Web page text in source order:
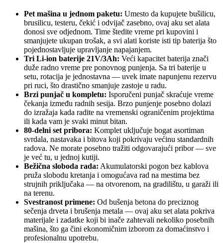
Pet mašina u jednom paketu: Umesto da kupujete bušilicu,
brusilicu, testeru, čekić i odvijač zasebno, ovaj aku set alata
donosi sve odjednom. Time štedite vreme pri kupovini i
smanjujete ukupan trošak, a svi alati koriste isti tip baterija što
pojednostavljuje upravljanje napajanjem.
Tri Li-ion baterije 21V/3Ah: Veći kapacitet baterija znači
duže radno vreme pre ponovnog punjenja. Sa tri baterije u
setu, rotacija je jednostavna — uvek imate napunjenu rezervu
pri ruci, što drastično smanjuje zastoje u radu.
Brzi punjač u kompletu: Isporučeni punjač skraćuje vreme
čekanja između radnih sesija. Brzo punjenje posebno dolazi
do izražaja kada radite na vremenski ograničenim projektima
ili kada vam je svaki minut bitan.
80-delni set pribora: Komplet uključuje bogat asortiman
svrdala, nastavaka i bitova koji pokrivaju većinu standardnih
radova. Ne morate posebno tražiti odgovarajući pribor — sve
je već tu, u jednoj kutiji.
Bežična sloboda rada: Akumulatorski pogon bez kablova
pruža slobodu kretanja i omogućava rad na mestima bez
strujnih priključaka — na otvorenom, na gradilištu, u garaži ili
na terenu.
Svestranost primene: Od bušenja betona do preciznog
sečenja drveta i brušenja metala — ovaj aku set alata pokriva
materijale i zadatke koji bi inače zahtevali nekoliko posebnih
mašina, što ga čini ekonomičnim izborom za domaćinstvo i
profesionalnu upotrebu.